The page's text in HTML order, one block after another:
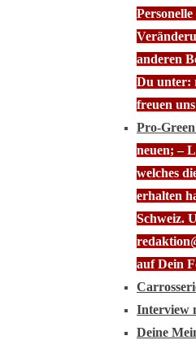
anderen
Du unter:
freuen
Pro-
neuen; –
welches
erhalten
Schweiz.
auf Dein
Interview
Deine